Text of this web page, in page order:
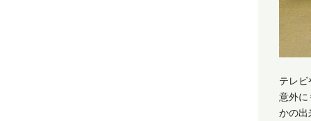
テレ
意外に
かの出